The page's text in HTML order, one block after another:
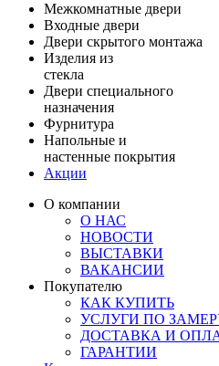
Межкомнатные двери
ШПОНИРОВАНЫЕ
ЭКОШПОН
ЭМАЛЬ
ИЗ МАССИВА СОСНЫ
ИЗ МАССИВА ОЛЬХИ
РАСПРОДАЖА ОСТАТКОВ
ВСЕ ДВЕРИ
Входные двери
МЕТАЛЛИЧЕСКИЕ ДВЕРИ
В КВАРТИРУ
ДЛЯ ДОМА
Двери скрытого монтажа
СТЕКЛЯННЫЕ
ЗЕРКАЛЬНЫЕ
КЕРАМОГРАНИТ
ПОД ОБОИ И ПОКРАСКУ
Изделия из
стекла
ДВЕРИ
ДУШЕВЫЕ КАБИНЫ И
РАЗДВИЖНЫЕ
Двери специального
назначения
ПРОТИВОПОЖАРНЫЕ
Фурнитура
ДВЕРНЫЕ РУЧКИ
КОМПЛЕКТУЮЩИЕ
ОГРАНИЧИТЕЛИ
ПЕТЛИ
Напольные и
настенные покрытия
СТЕНОВЫЕ ПАНЕЛИ
Акции
О компании
О НАС
НОВОСТИ
ВЫСТАВКИ
ВАКАНСИИ
Покупателю
КАК КУПИТЬ
УСЛУГИ ПО
ДОСТАВКА И
ГАРАНТИИ